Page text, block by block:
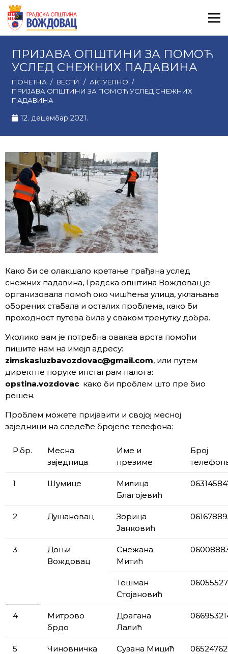
ПРИЈАВА ОПШТИНИ ЗА ПОМОЋ
УСЛЕД СНЕЖНИХ ПАДАВИНА
ПОЧЕТНА / ВЕСТИ / АКТУЕЛНО /
ПРИЈАВА ОПШТИНИ ЗА ПОМОЋ УСЛЕД СНЕЖНИХ
ПАДАВИНА
12. децембар 2021.
Како би се олакшало кретање грађана услед
снежних падавина, Градска општина Вождовац је
организовала помоћ око чишћења улица, уклањања
оборених стабала и осталих проблема, како би
проходност путева била у сваком тренутку добра.
Уколико вам је потребна оваква врста помоћи
пишите нам на имејл адресу:
zimskasluzbavozdovac@gmail.com, или путем
директне поруке инстаграм налога:
opstina.vozdovac како би проблем што пре био
решен.
Проблем можете пријавити и својој месној
заједници на следеће бројеве телефона:
Р.бр.
Месна
заједница
Име и
презиме
Број
1 Шумице
Милица
Благојевић
2 Душановац
Зорица
Јанковић
3
Доњи
Вождовац
Снежана
Митић
Тешман
Стојановић
4
Митрово
брдо
Драгана
Лалић
5
Чиновничка
Сузана Мицић